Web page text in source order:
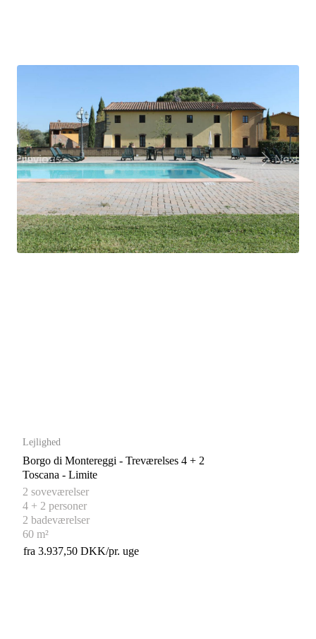
Previous Next
Lejlighed
Borgo di Montereggi - Treværelses 4 + 2
Toscana - Limite
2 soveværelser
4 + 2 personer
2 badeværelser
60 m²
fra 3.937,50 DKK/pr. uge